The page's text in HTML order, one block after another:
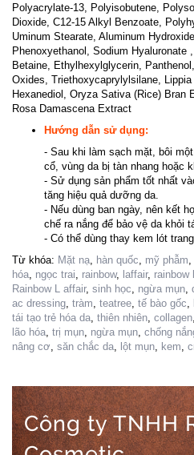
Polyacrylate-13, Polyisobutene,
Dioxide, C12-15 Alkyl Benzoate,
Uminum Stearate, Aluminum
Phenoxyethanol, Sodium Hyaluronate
Betaine, Ethylhexylglycerin,
Oxides, Triethoxycaprylylsilane,
Hexanediol, Oryza Sativa (Rice) Bran
Rosa Damascena Extract
Hướng dẫn sử dụng:
- Sau khi làm sạch mặt, bôi
cổ, vùng da bị tàn nhang hoặc
- Sử dụng sản phẩm tốt nhất
tăng hiệu quả dưỡng da.
- Nếu dùng ban ngày, nên kết
chế ra nắng để bảo vệ da khỏi
- Có thể dùng thay kem lót trang
Từ khóa: Mặt nạ hàn quốc mỹ phẫm
hóa ngọc trai rainbow, laffair, rainbow
Rainbow L affair, sinh học ngừa mụn
ac dressing tràm teatree tế bào gốc
tái tạo trẻ hóa da thiên nhiên collagen
lão hóa trị mụn ngừa mụn chống
nâng cơ săn chắc da lột mụn kem
Công ty TNHH